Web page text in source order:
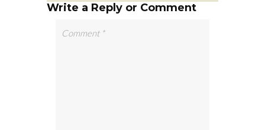
Write a Reply or Comment